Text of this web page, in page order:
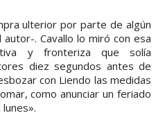
ulterior por parte de algún
. Cavallo lo miró con esa
y fronteriza que solía
diez segundos antes de
con Liendo las medidas
como anunciar un feriado